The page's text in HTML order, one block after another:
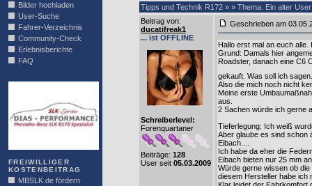
Bilder hochladen
User-Suche
Fahrer-Verzeichnis
Community-Check
Erlebnisberichte
FAQ
FREIWILLIGER
KOSTENBEITRAG
MBSLK.de fördern
Tipps und Technik R172 » » Thema: Ein alter
Beitrag von:
ducatifreak1
... ist OFFLINE
Schreiberlevel:
Forenquartaner
Beiträge: 128
User seit 05.03.2009
Geschrieben am
Hallo erst mal an euch
Grund: Damals hier
Roadster, danach eine C6
gekauft. Was soll ich
Also die mich noch nicht
Meine erste
aus.
2 Sachen würde ich gerne
Tieferlegung: Ich weiß
Aber glaube es sind schon
Eibach....
Ich habe da eher die
Eibach bieten nur 25 mm
Würde gerne wissen ob
diesem Hersteller habe ich